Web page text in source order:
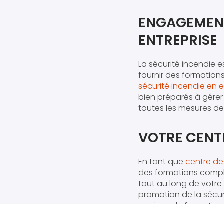
ENTREPRISE
La sécurité incendie
fournir des
sécurité incendie en
bien préparés à
toutes les mesures
VOTRE
En tant que centre
des formations
tout au long de votre
promotion de la